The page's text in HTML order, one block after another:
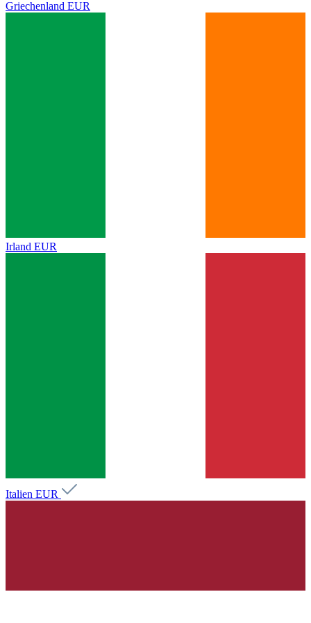
Griechenland EUR
Irland EUR
Italien EUR